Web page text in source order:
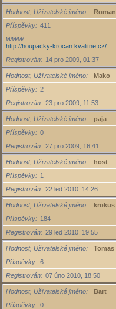
Hodnost, Uživatelské jméno
Roman
Příspěvky
411
WWW
http://houpacky-krocan.kvalitne.cz/
Registrován
14 pro 2009, 01:37
Hodnost, Uživatelské jméno
Mako
Příspěvky
2
Registrován
23 pro 2009, 11:53
Hodnost, Uživatelské jméno
paja
Příspěvky
0
Registrován
27 pro 2009, 16:41
Hodnost, Uživatelské jméno
host
Příspěvky
1
Registrován
22 led 2010, 14:26
Hodnost, Uživatelské jméno
krokus
Příspěvky
184
Registrován
29 led 2010, 19:55
Hodnost, Uživatelské jméno
Tomas
Příspěvky
6
Registrován
07 úno 2010, 18:50
Hodnost, Uživatelské jméno
Bart
Příspěvky
0